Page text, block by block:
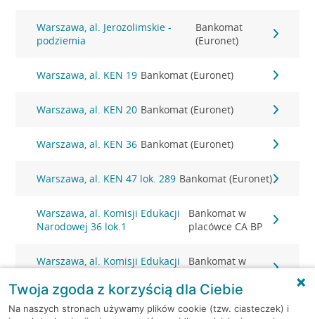
Warszawa, al. Jerozolimskie -
podziemia
Bankomat
(Euronet)
Warszawa, al. KEN 19 Bankomat (Euronet)
Warszawa, al. KEN 20 Bankomat (Euronet)
Warszawa, al. KEN 36 Bankomat (Euronet)
Warszawa, al. KEN 47 lok. 289 Bankomat (Euronet)
Warszawa, al. Komisji Edukacji
Narodowej 36 lok.1
Bankomat w
placówce CA BP
Warszawa, al. Komisji Edukacji
Bankomat w
Warszawa, al. Krakowska 102 Bankomat (Euronet)
Twoja zgoda z korzyścią dla Ciebie
Na naszych stronach używamy plików cookie (tzw. ciasteczek) i